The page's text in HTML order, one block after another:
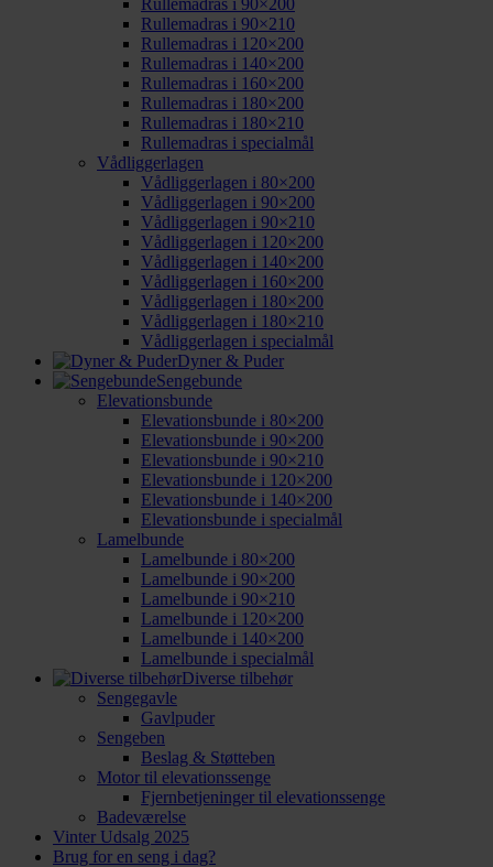
Rullemadras i 90×200
Rullemadras i 90×210
Rullemadras i 120×200
Rullemadras i 140×200
Rullemadras i 160×200
Rullemadras i 180×200
Rullemadras i 180×210
Rullemadras i specialmål
Vådliggerlagen
Vådliggerlagen i 80×200
Vådliggerlagen i 90×200
Vådliggerlagen i 90×210
Vådliggerlagen i 120×200
Vådliggerlagen i 140×200
Vådliggerlagen i 160×200
Vådliggerlagen i 180×200
Vådliggerlagen i 180×210
Vådliggerlagen i specialmål
Dyner & Puder
Sengebunde
Elevationsbunde
Elevationsbunde i 80×200
Elevationsbunde i 90×200
Elevationsbunde i 90×210
Elevationsbunde i 120×200
Elevationsbunde i 140×200
Elevationsbunde i specialmål
Lamelbunde
Lamelbunde i 80×200
Lamelbunde i 90×200
Lamelbunde i 90×210
Lamelbunde i 120×200
Lamelbunde i 140×200
Lamelbunde i specialmål
Diverse tilbehør
Sengegavle
Gavlpuder
Sengeben
Beslag & Støtteben
Motor til elevationssenge
Fjernbetjeninger til elevationssenge
Badeværelse
Vinter Udsalg 2025
Brug for en seng i dag?